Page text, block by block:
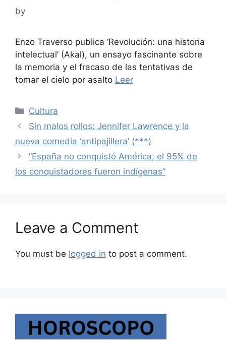
by
Enzo Traverso publica ‘Revolución: una historia
intelectual’ (Akal), un ensayo fascinante sobre
la memoria y el fracaso de las tentativas de
tomar el cielo por asalto Leer
Categories
Cultura
Sin malos rollos: Jennifer Lawrence y la
nueva comedia ‘antipajillera’ (***)
“España no conquistó América; el 95% de
los conquistadores fueron indígenas”
Leave a Comment
You must be logged in to post a comment.